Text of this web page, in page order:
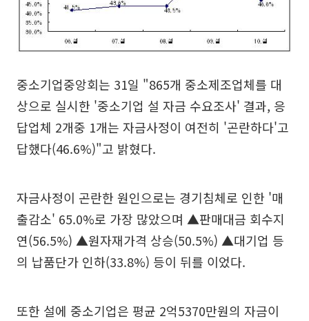
중소기업중앙회는 31일 "865개 중소제조업체를 대
상으로 실시한 '중소기업 설 자금 수요조사' 결과, 응
답업체 2개중 1개는 자금사정이 여전히 '곤란하다'고
답했다(46.6%)"고 밝혔다.
자금사정이 곤란한 원인으로는 경기침체로 인한 '매
출감소' 65.0%로 가장 많았으며 ▲판매대금 회수지
연(56.5%) ▲원자재가격 상승(50.5%) ▲대기업 등
의 납품단가 인하(33.8%) 등이 뒤를 이었다.
또한 설에 중소기업은 평균 2억5370만원의 자금이